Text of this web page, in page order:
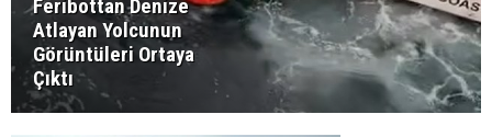
Feribottan Denize
Atlayan Yolcunun
Görüntüleri Ortaya
Çıktı